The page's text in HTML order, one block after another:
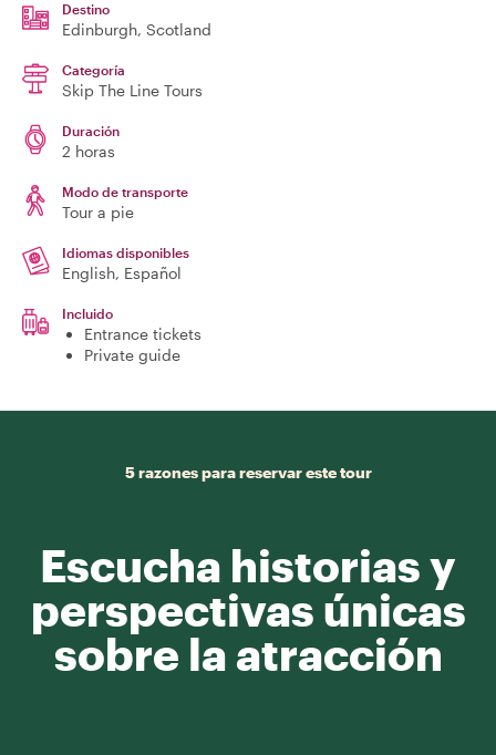
Destino
Edinburgh, Scotland
Categoría
Skip The Line Tours
Duración
2 horas
Modo de transporte
Tour a pie
Idiomas disponibles
English, Español
Incluido
Entrance tickets
Private guide
5 razones para reservar este tour
Escucha historias y
perspectivas únicas
sobre la atracción